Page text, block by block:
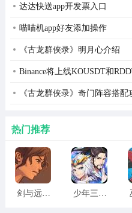
益稳步上升，无恶意扣金。
手工坊等建筑。
2、DIY装饰工坊连家居外
3、还引入建筑风水系统，
的繁荣度，布局，还可以提
4、核心玩法围绕种菜收
达达快送app开发票入口
喵喵机app好友添加操作
《古龙群侠录》明月心介绍
Binance将上线KOUSDT和
《古龙群侠录》奇门阵容搭配
热门推荐
剑与远行人全角色版 vv1.14 少年三国志2无限元宝版最新版 vv5.3.9